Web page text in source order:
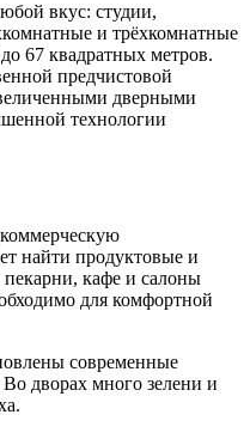
вкус: студии,
и трёхкомнатные
67 квадратных метров.
предчистовой
дверными
технологии
найти продуктовые и
пекарни, кафе и салоны
для комфортной
современные
дворах много зелени и